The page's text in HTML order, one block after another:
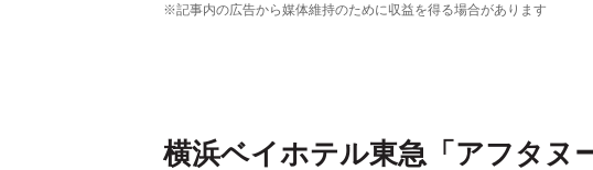
※記事内の広告から媒体維持のために収益を得る場合があります
横浜ベイホテル東急「アフタヌ